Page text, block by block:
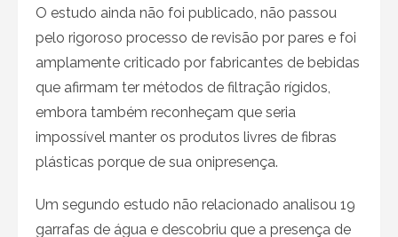
O estudo ainda não foi publicado, não passou
pelo rigoroso processo de revisão por pares e foi
amplamente criticado por fabricantes de bebidas
que afirmam ter métodos de filtração rígidos,
embora também reconheçam que seria
impossível manter os produtos livres de fibras
plásticas porque de sua onipresença.
Um segundo estudo não relacionado analisou 19
garrafas de água e descobriu que a presença de